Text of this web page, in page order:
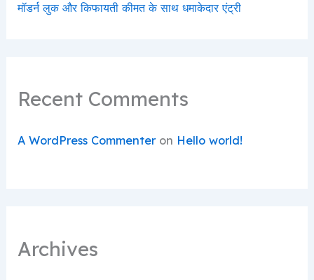
मॉडर्न लुक और किफायती कीमत के साथ धमाकेदार एंट्री
Recent Comments
A WordPress Commenteron Hello world!
Archives